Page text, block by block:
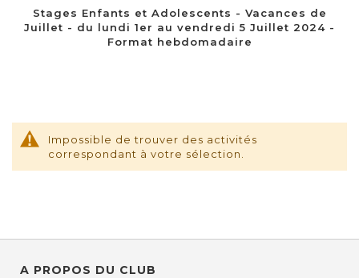
Stages Enfants et Adolescents - Vacances de
Juillet - du lundi 1er au vendredi 5 Juillet 2024 -
Format hebdomadaire
Impossible de trouver des activités
correspondant à votre sélection.
A PROPOS DU CLUB